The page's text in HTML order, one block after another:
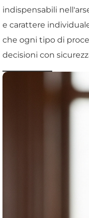
indispensabili
e carattere
che ogni tipo di
decisioni con